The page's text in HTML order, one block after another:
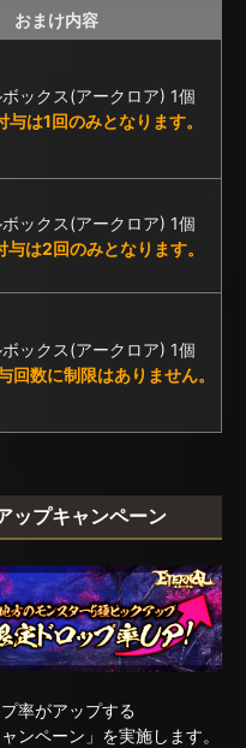
おまけ内容
ックス(アークロア) 1個
は1回のみとなります。
ックス(アークロア) 1個
は2回のみとなります。
ックス(アークロア) 1個
回数に制限はありません。
プキャンペーン
率がアップする
ンペーン」を実施します。